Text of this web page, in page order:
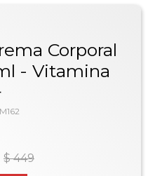
Corporal
- Vitamina
$ 449